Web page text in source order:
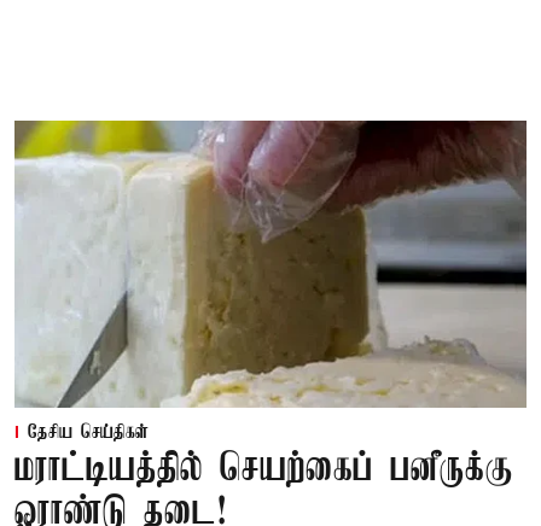
தேசிய செய்திகள்
மராட்டியத்தில் செயற்கைப் பனீருக்கு
ஓராண்டு தடை!